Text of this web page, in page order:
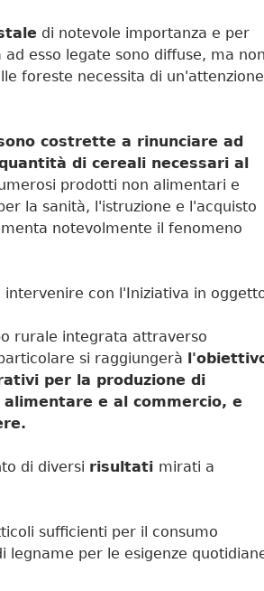
di notevole importanza e per
esso legate sono diffuse, ma
foreste necessita di un'attenzione
costrette a rinunciare ad
di cereali necessari al
prodotti non alimentari e
la sanità, l'istruzione e l'acquisto
notevolmente il fenomeno
con l'Iniziativa in
rurale integrata attraverso
si raggiungerà
per la produzione di
e al commercio, e
di diversi risultati mirati a
sufficienti per il consumo
per le esigenze